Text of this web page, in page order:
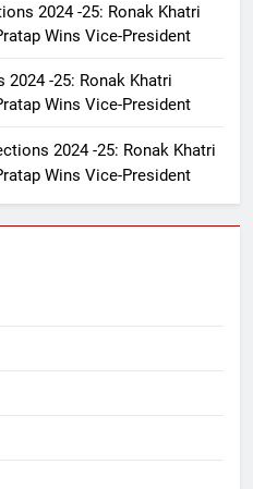
2024 -25: Ronak Khatri
Wins Vice-President
2024 -25: Ronak Khatri
Wins Vice-President
2024 -25: Ronak Khatri
Wins Vice-President